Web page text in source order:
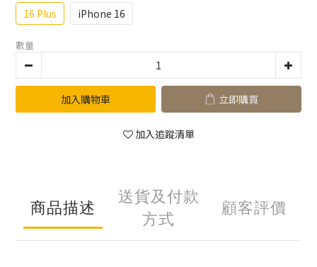
16 Plus iPhone 16
數量
加入購物車 立即購買
加入追蹤清單
商品描述
送貨及付款
方式
顧客評價